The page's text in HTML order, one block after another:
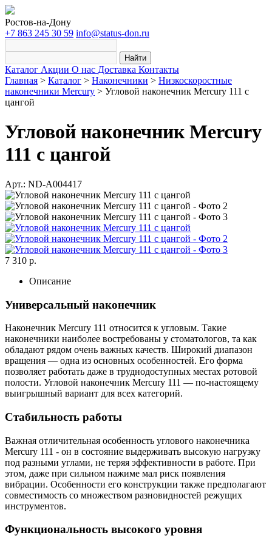
Ростов-на-Дону
+7 863 245 30 59 info@status-don.ru
Найти
Каталог Акции О нас Доставка Контакты
Главная > Каталог > Наконечники > Низкоскоростные
наконечники Mercury > Угловой наконечник Mercury 111 с
цангой
Угловой наконечник Mercury
111 с цангой
Арт.: ND-A004417
7 310 р.
Описание
Универсальный наконечник
Наконечник Mercury 111 относится к угловым. Такие
наконечники наиболее востребованы у стоматологов, та как
обладают рядом очень важных качеств. Широкий диапазон
вращения — одна из основных особенностей. Его форма
позволяет работать даже в труднодоступных местах ротовой
полости. Угловой наконечник Mercury 111 — по-настоящему
выигрышный вариант для всех категорий.
Стабильность работы
Важная отличительная особенность углового наконечника
Mercury 111 - он в состояние выдерживать высокую нагрузку
под разными углами, не теряя эффективности в работе. При
этом, даже при сильном нажиме мал риск появления
вибрации. Особенности его конструкции также предполагают
совместимость со множеством разновидностей режущих
инструментов.
Функциональность высокого уровня